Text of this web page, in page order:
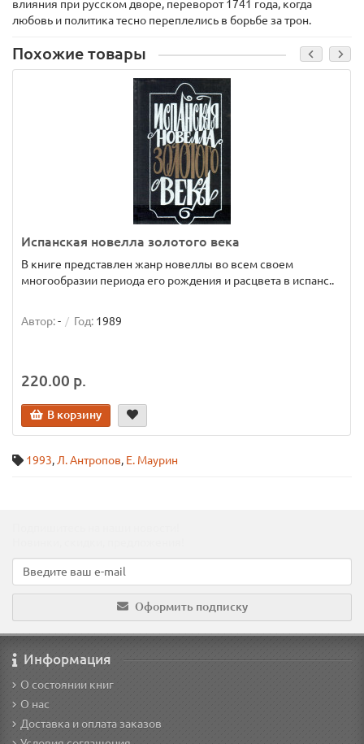
влияния при русском дворе, переворот 1741 года, когда
любовь и политика тесно переплелись в борьбе за трон.
Похожие товары
Испанская новелла золотого века
В книге представлен жанр новеллы во всем своем
многообразии периода его рождения и расцвета в испанс..
Автор:- Год: 1989
220.00 р.
В корзину
1993, Л. Антропов, Е. Маурин
Оформить подписку
Информация
О состоянии книг
О нас
Доставка и оплата заказов